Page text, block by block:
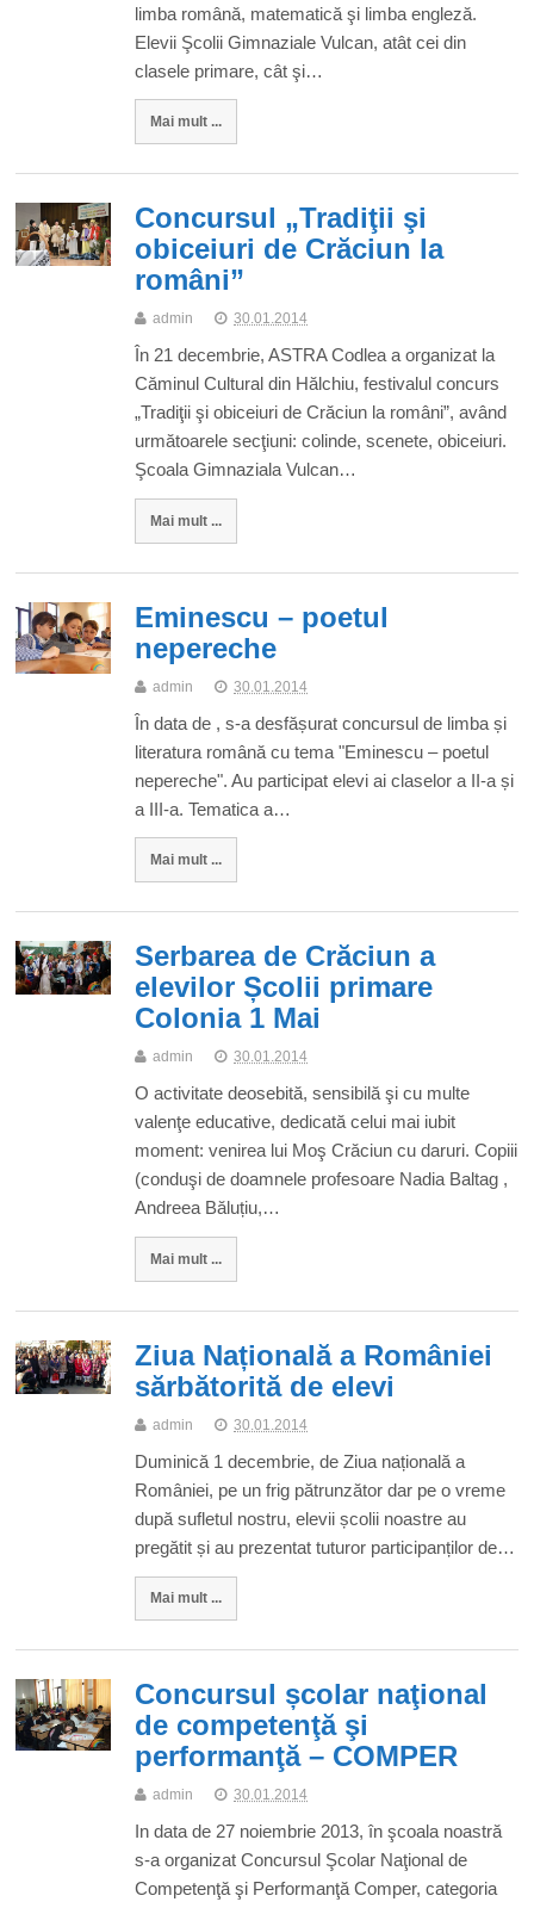
limba română, matematică şi limba engleză.
Elevii Şcolii Gimnaziale Vulcan, atât cei din
clasele primare, cât şi…
Mai mult ...
Concursul „Tradiţii şi
obiceiuri de Crăciun la
români”
admin 30.01.2014
În 21 decembrie, ASTRA Codlea a organizat la
Căminul Cultural din Hălchiu, festivalul concurs
„Tradiţii şi obiceiuri de Crăciun la români”, având
următoarele secţiuni: colinde, scenete, obiceiuri.
Şcoala Gimnaziala Vulcan…
Mai mult ...
Eminescu – poetul
nepereche
admin 30.01.2014
În data de , s-a desfășurat concursul de limba și
literatura română cu tema "Eminescu – poetul
nepereche". Au participat elevi ai claselor a II-a și
a III-a. Tematica a…
Mai mult ...
Serbarea de Crăciun a
elevilor Școlii primare
Colonia 1 Mai
admin 30.01.2014
O activitate deosebită, sensibilă şi cu multe
valenţe educative, dedicată celui mai iubit
moment: venirea lui Moş Crăciun cu daruri. Copiii
(conduşi de doamnele profesoare Nadia Baltag ,
Andreea Băluțiu,…
Mai mult ...
Ziua Națională a României
sărbătorită de elevi
admin 30.01.2014
Duminică 1 decembrie, de Ziua națională a
României, pe un frig pătrunzător dar pe o vreme
după sufletul nostru, elevii școlii noastre au
pregătit și au prezentat tuturor participanților de…
Mai mult ...
Concursul școlar naţional
de competenţă şi
performanţă – COMPER
admin 30.01.2014
In data de 27 noiembrie 2013, în şcoala noastră
s-a organizat Concursul Şcolar Naţional de
Competenţă şi Performanţă Comper, categoria